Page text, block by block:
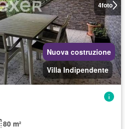
4foto
Nuova costruzione
Villa Indipendente
80 m²